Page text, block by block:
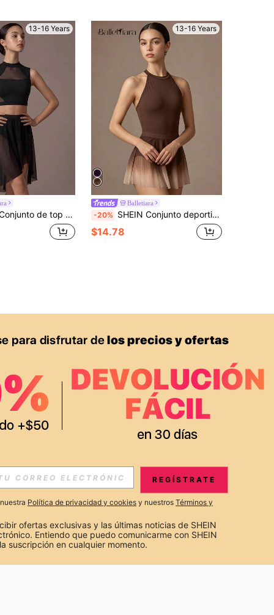
13-16 Years
para adolescentes, otoño casual de punto elástico, vuelta al colegio
13-16 Years
Balletiara
-20% SHEIN Conjunto deportivo para adolescentes incluye leotardo elegante y falda de baile, de moda, para volver a la escuela
$14.78
APP
Suscribir
REGÍSTRATE
Política de privacidad y cookies y nuestros Términos y
ofertas exclusivas y las últimas noticias de SHEIN
Entiendo que puedo comunicarme con SHEIN
suscripción en cualquier momento.